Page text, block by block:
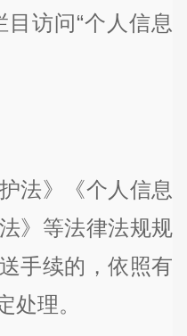
目访问“个人信息
法》《个人信息
》等法律法规规
手续的，依照有
处理。